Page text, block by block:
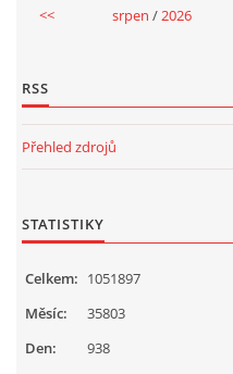
<< srpen /2026
RSS
Přehled zdrojů
STATISTIKY
Celkem: 1051897
Měsíc:
35803
Den:
938